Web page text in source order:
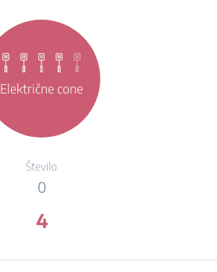
Električne cone
Število
0
4